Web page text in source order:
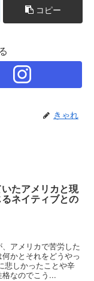
コピー
きゃれ
たアメリカと現
ネイティブとの
アメリカで苦労した
かとそれをどうやっ
悲しかったことや辛
なのでこう...